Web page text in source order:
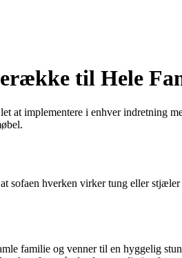
til Hele
at implementere i enhver indretning
sofaen hverken virker tung eller
familie og venner til en hyggelig